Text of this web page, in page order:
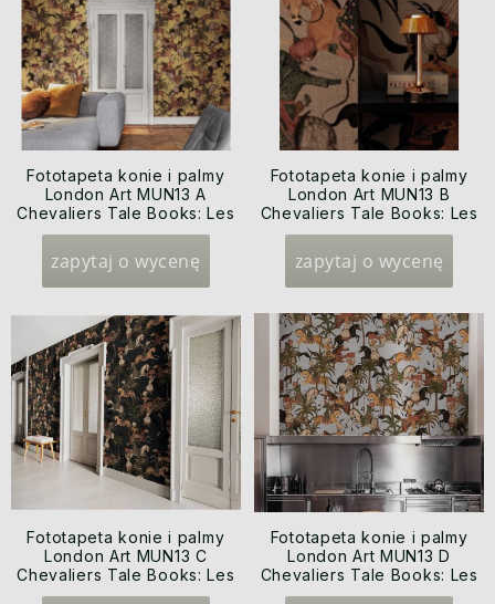
Fototapeta konie i palmy
London Art MUN13 A
Chevaliers Tale Books: Les
Mille et une Nuits
zapytaj o wycenę
Fototapeta konie i palmy
London Art MUN13 B
Chevaliers Tale Books: Les
Mille et une Nuits
zapytaj o wycenę
Fototapeta konie i palmy
London Art MUN13 C
Chevaliers Tale Books: Les
Mille et une Nuits
Fototapeta konie i palmy
London Art MUN13 D
Chevaliers Tale Books: Les
Mille et une Nuits